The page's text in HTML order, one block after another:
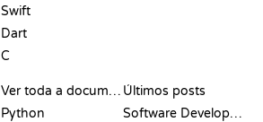
Swift
Dart
C
Ver toda a documentação
Python
Últimos posts
Software Development